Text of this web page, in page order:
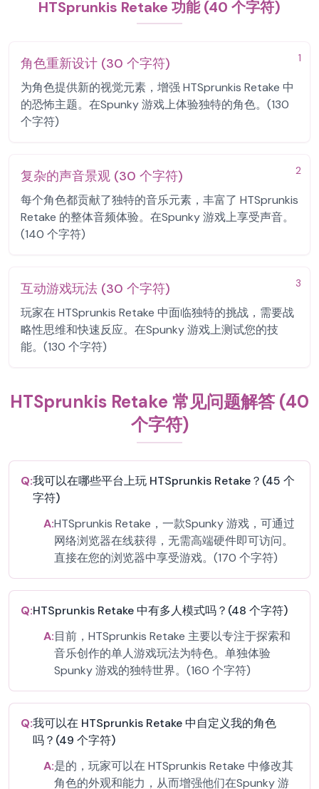
HTSprunkis Retake 功能 (40 个字符)
1
角色重新设计 (30 个字符)
为角色提供新的视觉元素，增强 HTSprunkis Retake 中
的恐怖主题。在Spunky 游戏上体验独特的角色。(130
个字符)
2
复杂的声音景观 (30 个字符)
每个角色都贡献了独特的音乐元素，丰富了 HTSprunkis
Retake 的整体音频体验。在Spunky 游戏上享受声音。
(140 个字符)
3
互动游戏玩法 (30 个字符)
玩家在 HTSprunkis Retake 中面临独特的挑战，需要战
略性思维和快速反应。在Spunky 游戏上测试您的技
能。(130 个字符)
HTSprunkis Retake 常见问题解答 (40
个字符)
Q:我可以在哪些平台上玩 HTSprunkis Retake？(45 个
字符)
A:HTSprunkis Retake，一款Spunky 游戏，可通过
网络浏览器在线获得，无需高端硬件即可访问。
直接在您的浏览器中享受游戏。(170 个字符)
Q:HTSprunkis Retake 中有多人模式吗？(48 个字符)
A:目前，HTSprunkis Retake 主要以专注于探索和
音乐创作的单人游戏玩法为特色。单独体验
Spunky 游戏的独特世界。(160 个字符)
Q:我可以在 HTSprunkis Retake 中自定义我的角色
吗？(49 个字符)
A:是的，玩家可以在 HTSprunkis Retake 中修改其
角色的外观和能力，从而增强他们在Spunky 游